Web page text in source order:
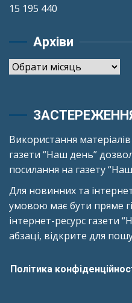
15 195 440
Архіви
Архіви
Використання
газети “Наш день”
посилання на газету
Для новинних та
умовою має бути пряме
інтернет-ресурс газети
абзаці, відкрите для
Політика